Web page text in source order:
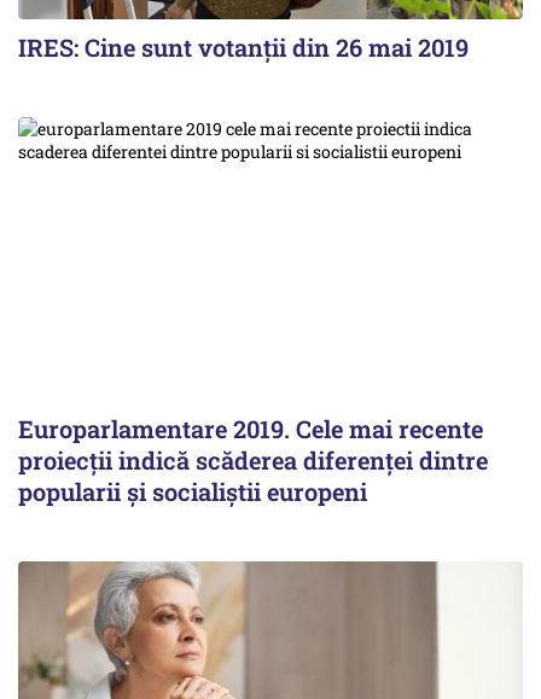
IRES: Cine sunt votanții din 26 mai 2019
Europarlamentare 2019. Cele mai recente
proiecţii indică scăderea diferenţei dintre
popularii şi socialiştii europeni